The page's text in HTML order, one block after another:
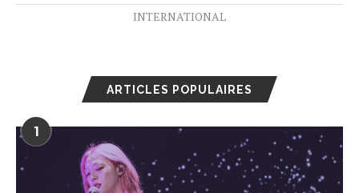
INTERNATIONAL
ARTICLES POPULAIRES
1